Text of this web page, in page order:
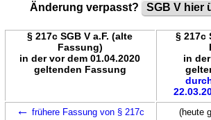
Änderung verpasst? SGB V hier
§ 217c SGB V a.F. (alte
Fassung)
in der vor dem 01.04.2020
geltenden Fassung
§ 217c
in
← frühere Fassung von § 217c (heute